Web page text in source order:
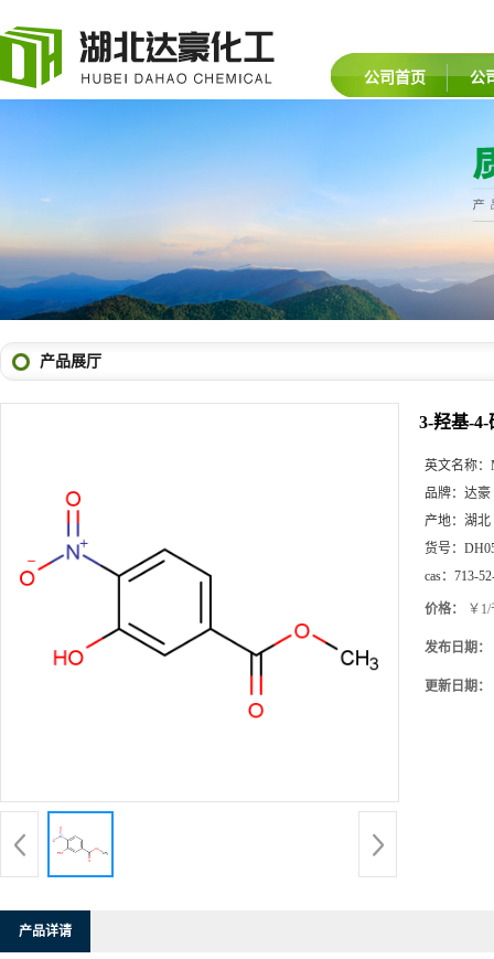
公司首页 公
产品展厅
3-羟基-
英文名称：
品牌： 达豪
产地： 湖北
货号：
cas： 713-
价格： ￥
发布日期：
更新日期：
产品详请